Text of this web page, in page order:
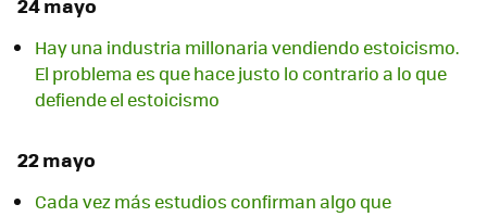
Hay una industria millonaria vendiendo estoicismo.
El problema es que hace justo lo contrario a lo que
defiende el estoicismo
22 mayo
Cada vez más estudios confirman algo que